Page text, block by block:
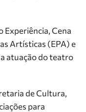
Experiência, Cena
Artísticas (EPA) e
atuação do teatro
de Cultura,
para